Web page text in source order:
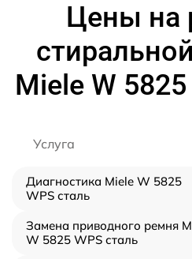
Цены на
Miele W
Услуга
Диагностика Miele W 5825
WPS сталь
Замена приводного ремня
W 5825 WPS сталь